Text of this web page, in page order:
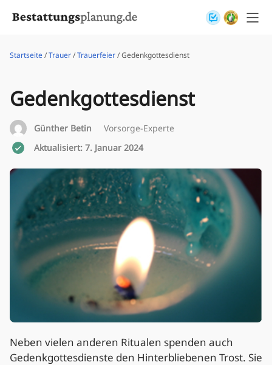
Startseite/Trauer/Trauerfeier/ Gedenkgottesdienst
Gedenkgottesdienst
Günther Betin
Vorsorge-Experte
Aktualisiert: 7. Januar 2024
Neben vielen anderen Ritualen spenden auch
Gedenkgottesdienste den Hinterbliebenen Trost. Sie